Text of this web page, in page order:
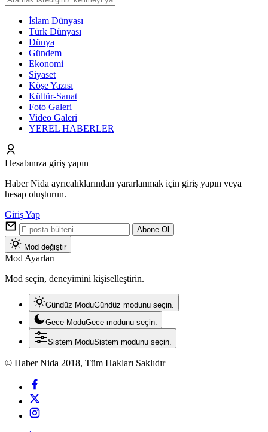
İslam Dünyası
Türk Dünyası
Dünya
Gündem
Ekonomi
Siyaset
Köşe Yazısı
Kültür-Sanat
Foto Galeri
Video Galeri
YEREL HABERLER
Hesabınıza giriş yapın
Haber Nida ayrıcalıklarından yararlanmak için giriş yapın veya
hesap oluşturun.
Giriş Yap
Abone Ol
Mod değiştir
Mod Ayarları
Mod seçin, deneyimini kişiselleştirin.
Gündüz ModuGündüz modunu seçin.
Gece ModuGece modunu seçin.
Sistem ModuSistem modunu seçin.
© Haber Nida 2018, Tüm Hakları Saklıdır